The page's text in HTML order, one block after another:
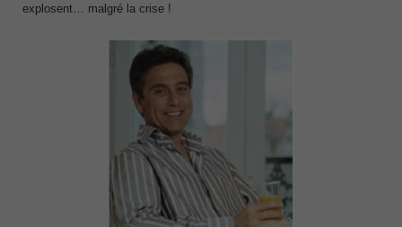
explosent… malgré la crise !